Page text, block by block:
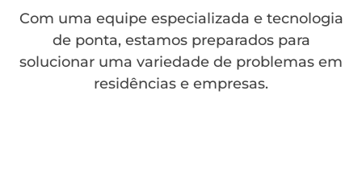
Com uma equipe especializada e tecnologia
de ponta, estamos preparados para
solucionar uma variedade de problemas em
residências e empresas.